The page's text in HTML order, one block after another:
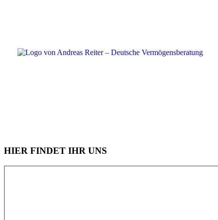
HIER FINDET IHR UNS